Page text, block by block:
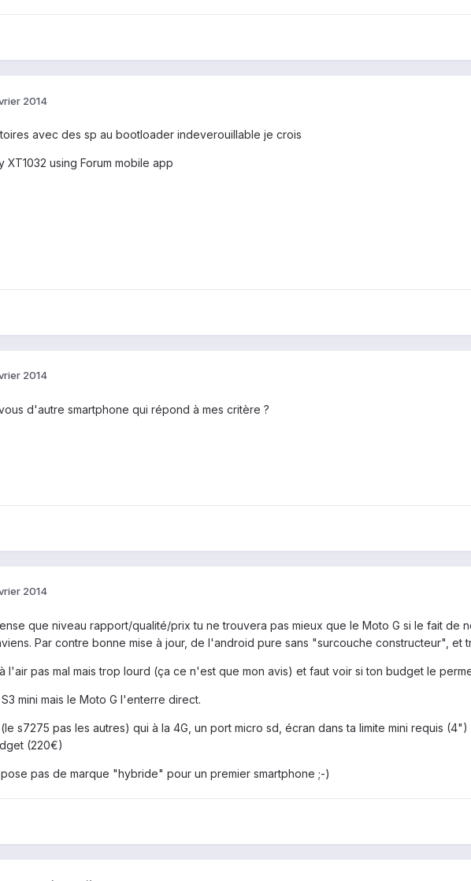
2014
avec des sp au bootloader indeverouillable je crois
XT1032 using Forum mobile app
2014
d'autre smartphone qui répond à mes critère ?
2014
que niveau rapport/qualité/prix tu ne trouvera pas mieux que le Moto G si le fait de
Par contre bonne mise à jour, de l'android pure sans "surcouche constructeur", et
l'air pas mal mais trop lourd (ça ce n'est que mon avis) et faut voir si ton budget le
mini mais le Moto G l'enterre direct.
s7275 pas les autres) qui à la 4G, un port micro sd, écran dans ta limite mini requis
(220€)
pas de marque "hybride" pour un premier smartphone ;-)